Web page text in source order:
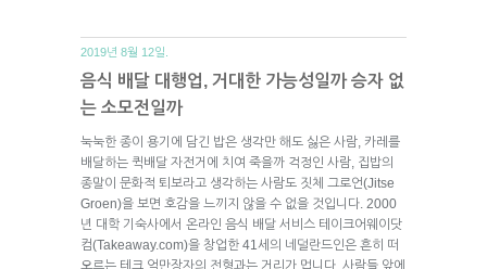
2019년 8월 12일.
음식 배달 대행업, 거대한 가능성일까 승자 없
는 소모전일까
눅눅한 종이 용기에 담긴 밥은 생각만 해도 싫은 사람, 카레를
배달하는 퀵배달 자전거에 치여 죽을까 걱정인 사람, 집밥의
종말이 문화적 퇴보라고 생각하는 사람도 짓체 그로언(Jitse
Groen)을 보면 호감을 느끼지 않을 수 없을 것입니다. 2000
년 대학 기숙사에서 온라인 음식 배달 서비스 테이크어웨이닷
컴(Takeaway.com)을 창업한 41세의 네덜란드인은 흔히 떠
오르는 테크 억만장자의 전형과는 거리가 멉니다. 사람들 앞에